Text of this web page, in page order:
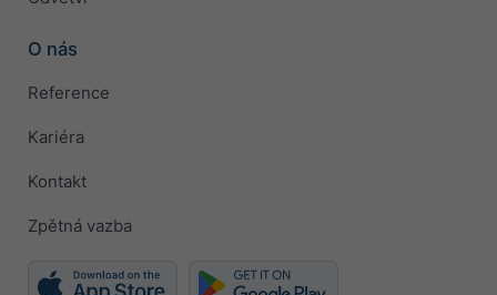
O nás
Reference
Kariéra
Kontakt
Zpětná vazba